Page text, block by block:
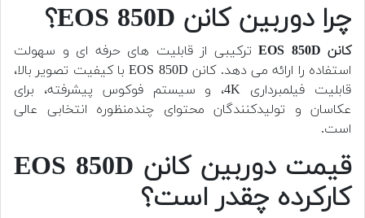
چرا دوربین کانن EOS 850D؟
کانن EOS 850D
ترکیبی از قابلیت های حرفه ای و سهولت
استفاده را ارائه می دهد. کانن EOS 850D با کیفیت تصویر بالا،
قابلیت فیلمبرداری 4K، و سیستم فوکوس پیشرفته، برای
عکاسان و تولیدکنندگان محتوای چندمنظوره انتخابی عالی
است.
قیمت دوربین کانن EOS 850D
کارکرده چقدر است؟